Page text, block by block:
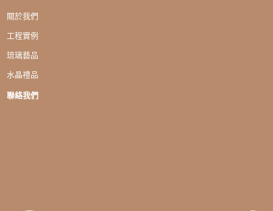
關於我們
工程實例
琉璃藝品
水晶禮品
聯絡我們